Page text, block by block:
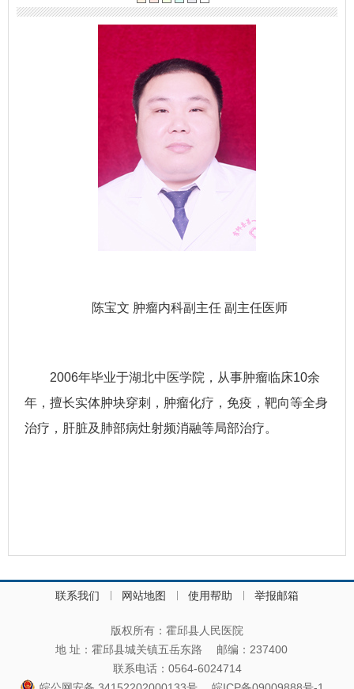
陈宝文 肿瘤内科副主任 副主任医师
2006年毕业于湖北中医学院，从事肿瘤临床10余
年，擅长实体肿块穿刺，肿瘤化疗，免疫，靶向等全身
治疗，肝脏及肺部病灶射频消融等局部治疗。
联系我们 网站地图 使用帮助 举报邮箱
版权所有：霍邱县人民医院
地 址：霍邱县城关镇五岳东路
邮编：237400
联系电话：0564-6024714